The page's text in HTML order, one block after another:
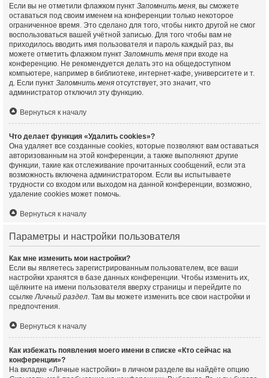
Если вы не отметили флажком пункт Запомнить меня, вы сможете
оставаться под своим именем на конференции только некоторое
ограниченное время. Это сделано для того, чтобы никто другой не смог
воспользоваться вашей учётной записью. Для того чтобы вам не
приходилось вводить имя пользователя и пароль каждый раз, вы
можете отметить флажком пункт Запомнить меня при входе на
конференцию. Не рекомендуется делать это на общедоступном
компьютере, например в библиотеке, интернет-кафе, университете и т.
д. Если пункт Запомнить меня отсутствует, это значит, что
администратор отключил эту функцию.
Вернуться к началу
Что делает функция «Удалить cookies»?
Она удаляет все созданные cookies, которые позволяют вам оставаться
авторизованным на этой конференции, а также выполняют другие
функции, такие как отслеживание прочитанных сообщений, если эта
возможность включена администратором. Если вы испытываете
трудности со входом или выходом на данной конференции, возможно,
удаление cookies может помочь.
Вернуться к началу
Параметры и настройки пользователя
Как мне изменить мои настройки?
Если вы являетесь зарегистрированным пользователем, все ваши
настройки хранятся в базе данных конференции. Чтобы изменить их,
щёлкните на имени пользователя вверху страницы и перейдите по
ссылкеЛичный раздел. Там вы можете изменить все свои настройки и
предпочтения.
Вернуться к началу
Как избежать появления моего имени в списке «Кто сейчас на
конференции»?
На вкладке «Личные настройки» в личном разделе вы найдёте опцию